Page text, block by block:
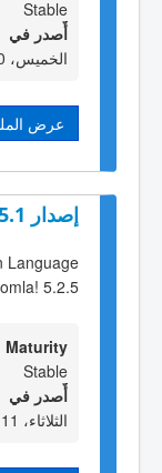
Stable
أٌصدر في
الخميس، 20 آذار/مارس 2025 16:21
عرض
إصدار 5.2.5.1
Language
5.2.5
Maturity
Stable
أٌصدر في
الثلاثاء، 11 آذار/مارس 2025 16:12